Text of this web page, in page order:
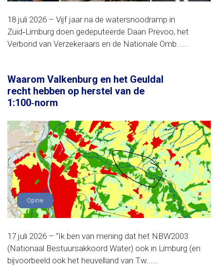
18 juli 2026 – Vijf jaar na de watersnoodramp in
Zuid‑Limburg doen gedeputeerde Daan Prevoo, het
Verbond van Verzekeraars en de Nationale Omb......
Waarom Valkenburg en het Geuldal
recht hebben op herstel van de
1:100‑norm
Opinie
17 juli 2026 – “Ik ben van mening dat het NBW2003
(Nationaal Bestuursakkoord Water) ook in Limburg (en
bijvoorbeeld ook het heuvelland van Tw......